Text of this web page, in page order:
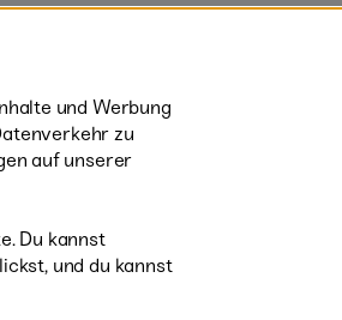
* BesondereVersandbedingungengelten für
und Werbung
zu
auf unserer
Du kannst
und du kannst